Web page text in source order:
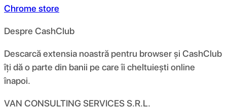
Chrome store
Despre CashClub
Descarcă extensia noastră pentru browser și CashClub
îți dă o parte din banii pe care îi cheltuiești online
înapoi.
VAN CONSULTING SERVICES S.R.L.